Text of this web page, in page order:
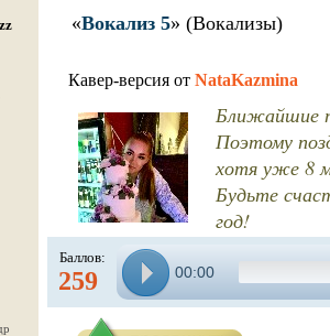
«Вокализ 5» (Вокализы)
Кавер-версия от NataKazmina
Ближайшие
Поэтому
хотя уже 8
Будьте
год!
Баллов:
259 00:00